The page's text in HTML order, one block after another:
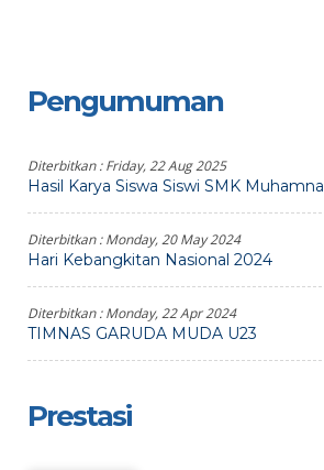
Pengumuman
Diterbitkan :Friday, 22 Aug 2025
Hasil Karya Siswa Siswi SMK Muhamna
Diterbitkan :Monday, 20 May 2024
Hari Kebangkitan Nasional 2024
Diterbitkan :Monday, 22 Apr 2024
TIMNAS GARUDA MUDA U23
Prestasi